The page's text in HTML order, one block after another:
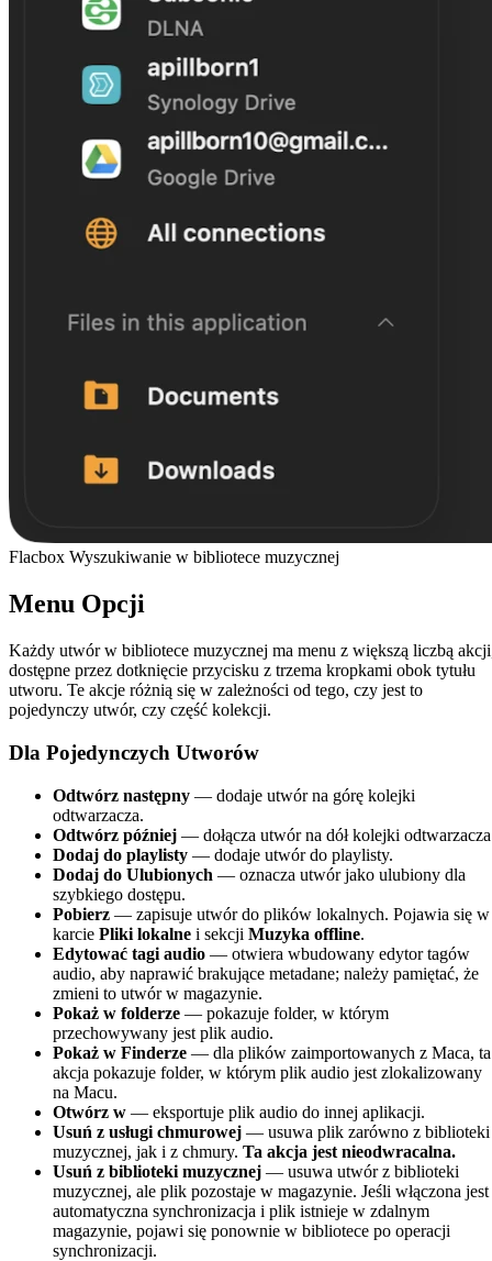
Flacbox Wyszukiwanie w bibliotece muzycznej
Menu Opcji
Każdy utwór w bibliotece muzycznej ma menu z większą liczbą
dostępne przez dotknięcie przycisku z trzema kropkami obok tytułu
utworu. Te akcje różnią się w zależności od tego, czy jest to
pojedynczy utwór, czy część kolekcji.
Dla Pojedynczych Utworów
Odtwórz następny — dodaje utwór na górę kolejki
odtwarzacza.
Odtwórz później — dołącza utwór na dół kolejki
Dodaj do playlisty — dodaje utwór do playlisty.
Dodaj do Ulubionych — oznacza utwór jako ulubiony dla
szybkiego dostępu.
Pobierz — zapisuje utwór do plików lokalnych. Pojawia się w
karcie Pliki lokalne i sekcji Muzyka offline.
Edytować tagi audio — otwiera wbudowany edytor tagów
audio, aby naprawić brakujące metadane; należy pamiętać, że
zmieni to utwór w magazynie.
Pokaż w folderze — pokazuje folder, w którym
przechowywany jest plik audio.
Pokaż w Finderze — dla plików zaimportowanych z Maca, ta
akcja pokazuje folder, w którym plik audio jest zlokalizowany
na Macu.
Otwórz w — eksportuje plik audio do innej aplikacji.
Usuń z usługi chmurowej — usuwa plik zarówno z biblioteki
muzycznej, jak i z chmury. Ta akcja jest nieodwracalna.
Usuń z biblioteki muzycznej — usuwa utwór z biblioteki
muzycznej, ale plik pozostaje w magazynie. Jeśli włączona jest
automatyczna synchronizacja i plik istnieje w zdalnym
magazynie, pojawi się ponownie w bibliotece po operacji
synchronizacji.